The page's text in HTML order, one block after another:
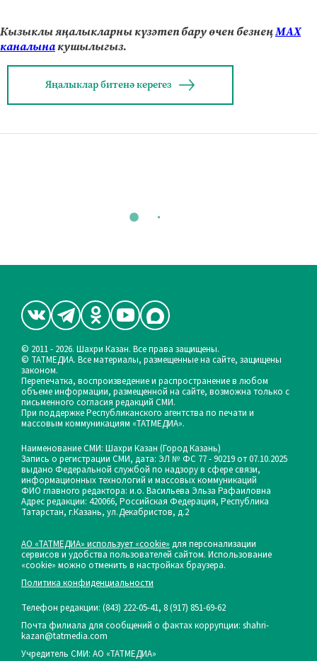
Кызыклы яңалыкларны күзәтеп бару өчен безнеңМАХ
каналынакушылыгыз.
Яңалыклар битенә керегез
© 2011 - 2026. Шахри Казан. Все права защищены.
© ТАТМЕДИА. Все материалы, размещенные на сайте, защищены
законом.
Перепечатка, воспроизведение и распространение в любом
объеме информации, размещенной на сайте, возможна только с
письменного согласия редакций СМИ.
При поддержке Республиканского агентства по печати и
массовым коммуникациям «ТАТМЕДИА».
Наименование СМИ: Шахри Казан (Город Казань)
Запись о регистрации СМИ, дата: ЭЛ № ФС 77 - 90219 от 07.10.2025
выдано Федеральной службой по надзору в сфере связи,
информационных технологий и массовых коммуникаций
ФИО главного редактора: и.о. Васильева Эльза Рафаиловна
Адрес редакции: 420066, Российская Федерация, Республика
Татарстан, г.Казань, ул.Декабристов, д.2
АО «ТАТМЕДИА» использует «cookie» для персонализации
сервисов и удобства пользователей сайтом. Использование
«cookie» можно отменить в настройках браузера.
Политика конфиденциальности
Телефон редакции: (843) 222-05-41, 8 (917) 851-69-62
Почта филиала для сообщений о фактах коррупции: shahri-
kazan@tatmedia.com
Учредитель СМИ: АО «ТАТМЕДИА»